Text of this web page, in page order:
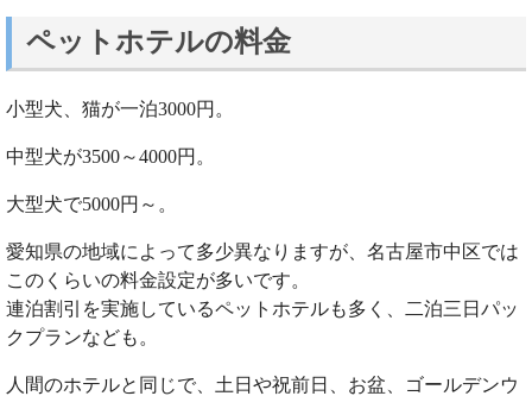
ペットホテルの料金
小型犬、猫が一泊3000円。
中型犬が3500～4000円。
大型犬で5000円～。
愛知県の地域によって多少異なりますが、名古屋市中区では
このくらいの料金設定が多いです。
連泊割引を実施しているペットホテルも多く、二泊三日パッ
クプランなども。
人間のホテルと同じで、土日や祝前日、お盆、ゴールデンウ